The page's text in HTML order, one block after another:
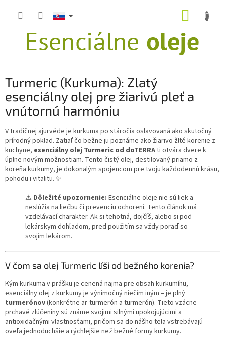
Turmeric (Kurkuma): Zlatý
esenciálny olej pre žiarivú pleť a
vnútornú harmóniu
V tradičnej ajurvéde je kurkuma po stáročia oslavovaná ako skutočný
prírodný poklad. Zatiaľ čo bežne ju poznáme ako žiarivo žlté korenie z
kuchyne, esenciálny olej Turmeric od doTERRAti otvára dvere k
úplne novým možnostiam. Tento čistý olej, destilovaný priamo z
koreňa kurkumy, je dokonalým spojencom pre tvoju každodennú krásu,
pohodu i vitalitu. ✨
⚠️ Dôležité upozornenie: Esenciálne oleje nie sú liek a
neslúžia na liečbu či prevenciu ochorení. Tento článok má
vzdelávací charakter. Ak si tehotná, dojčíš, alebo si pod
lekárskym dohľadom, pred použitím sa vždy poraď so
svojím lekárom.
V čom sa olej Turmeric líši od bežného korenia?
Kým kurkuma v prášku je cenená najmä pre obsah kurkumínu,
esenciálny olej z kurkumy je výnimočný niečím iným – je plný
turmerónov(konkrétne ar-turmerón a turmerón). Tieto vzácne
prchavé zlúčeniny sú známe svojimi silnými upokojujúcimi a
antioxidačnými vlastnosťami, pričom sa do nášho tela vstrebávajú
oveľa jednoduchšie a rýchlejšie než bežné formy kurkumy.